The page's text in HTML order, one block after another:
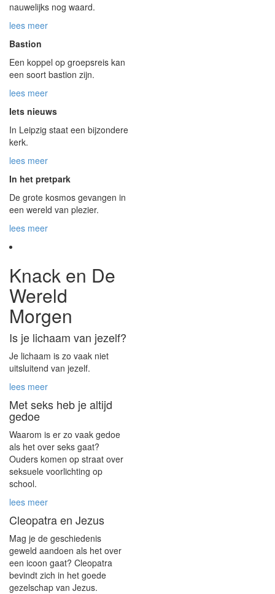
nauwelijks nog waard.
lees meer
Bastion
Een koppel op groepsreis kan
een soort bastion zijn.
lees meer
Iets nieuws
In Leipzig staat een bijzondere
kerk.
lees meer
In het pretpark
De grote kosmos gevangen in
een wereld van plezier.
lees meer
Knack en De
Wereld
Morgen
Is je lichaam van jezelf?
Je lichaam is zo vaak niet
uitsluitend van jezelf.
lees meer
Met seks heb je altijd
gedoe
Waarom is er zo vaak gedoe
als het over seks gaat?
Ouders komen op straat over
seksuele voorlichting op
school.
lees meer
Cleopatra en Jezus
Mag je de geschiedenis
geweld aandoen als het over
een icoon gaat? Cleopatra
bevindt zich in het goede
gezelschap van Jezus.